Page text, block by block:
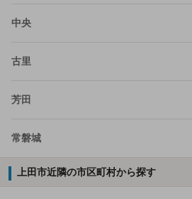
中央
古里
芳田
常磐城
上田市近隣の市区町村から探す